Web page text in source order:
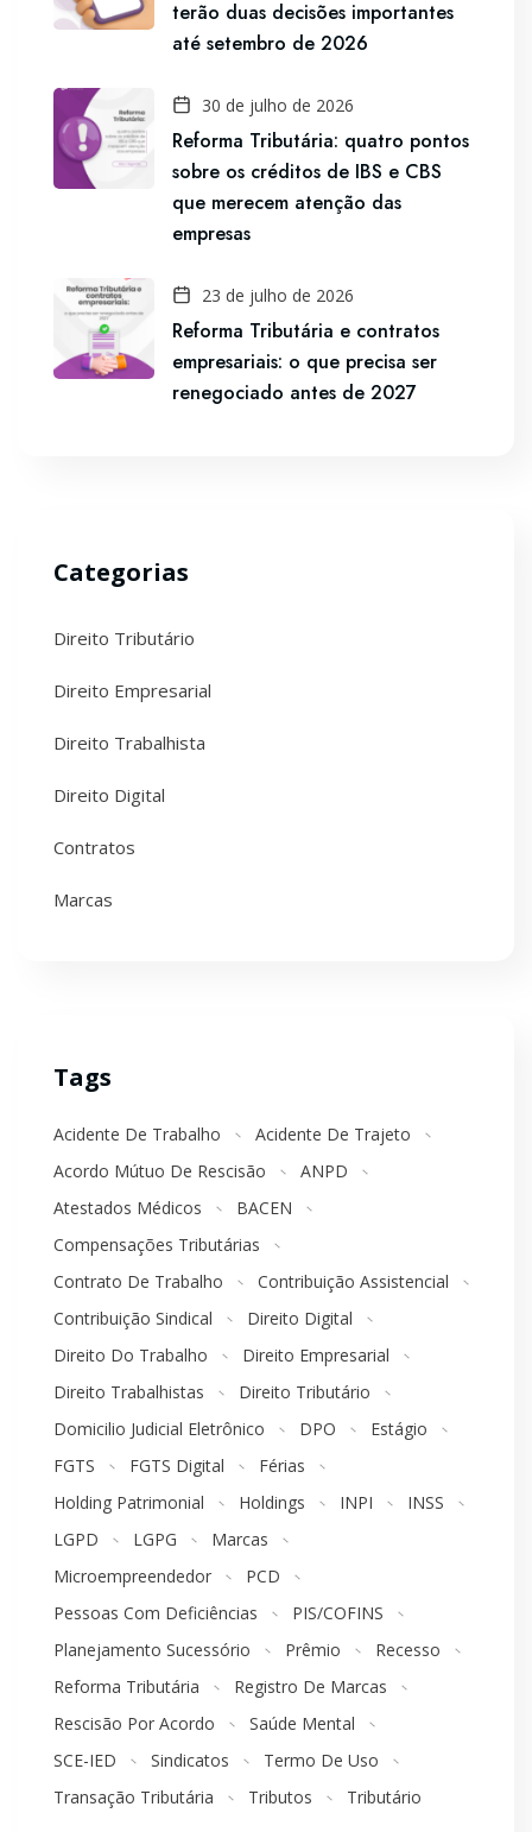
terão duas decisões importantes
até setembro de 2026
30 de julho de 2026
Reforma Tributária: quatro pontos
sobre os créditos de IBS e CBS
que merecem atenção das
empresas
23 de julho de 2026
Reforma Tributária e contratos
empresariais: o que precisa ser
renegociado antes de 2027
Categorias
Direito Tributário
Direito Empresarial
Direito Trabalhista
Direito Digital
Contratos
Marcas
Tags
Acidente De Trabalho
Acidente De Trajeto
Acordo Mútuo De Rescisão
ANPD
Atestados Médicos
BACEN
Compensações Tributárias
Contrato De Trabalho
Contribuição Assistencial
Contribuição Sindical
Direito Digital
Direito Do Trabalho
Direito Empresarial
Direito Trabalhistas
Direito Tributário
Domicilio Judicial Eletrônico
DPO
Estágio
FGTS
FGTS Digital
Férias
Holding Patrimonial
Holdings INPI
INSS
LGPD
LGPG
Marcas
Microempreendedor
PCD
Pessoas Com Deficiências
PIS/COFINS
Planejamento Sucessório
Prêmio
Recesso
Reforma Tributária
Registro De Marcas
Rescisão Por Acordo
Saúde Mental
SCE-IED
Sindicatos
Termo De Uso
Transação Tributária
Tributos Tributário